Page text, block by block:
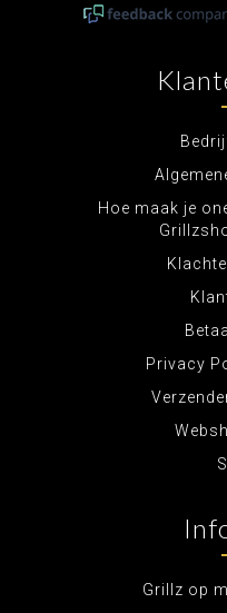
Hoe maak je
Privacy
Grillz op